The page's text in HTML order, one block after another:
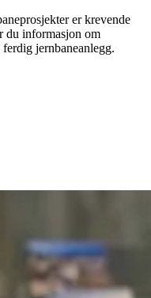
er krevende
du informasjon om
jernbaneanlegg.